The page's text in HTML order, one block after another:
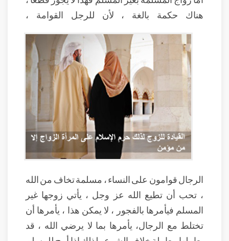
هناك حكمة بالغة ، لأن للرجل القوامة ،
الرجال قوامون على النساء ، مسلمة تخاف من الله
، تحب أن تطيع الله عز وجل ، يأتي زوجها غير
المسلم فيأمرها بالفجور ، لا يمكن هذا ، يأمرها أن
تختلط مع الرجال، يأمرها بما لا يرضي الله ، قد